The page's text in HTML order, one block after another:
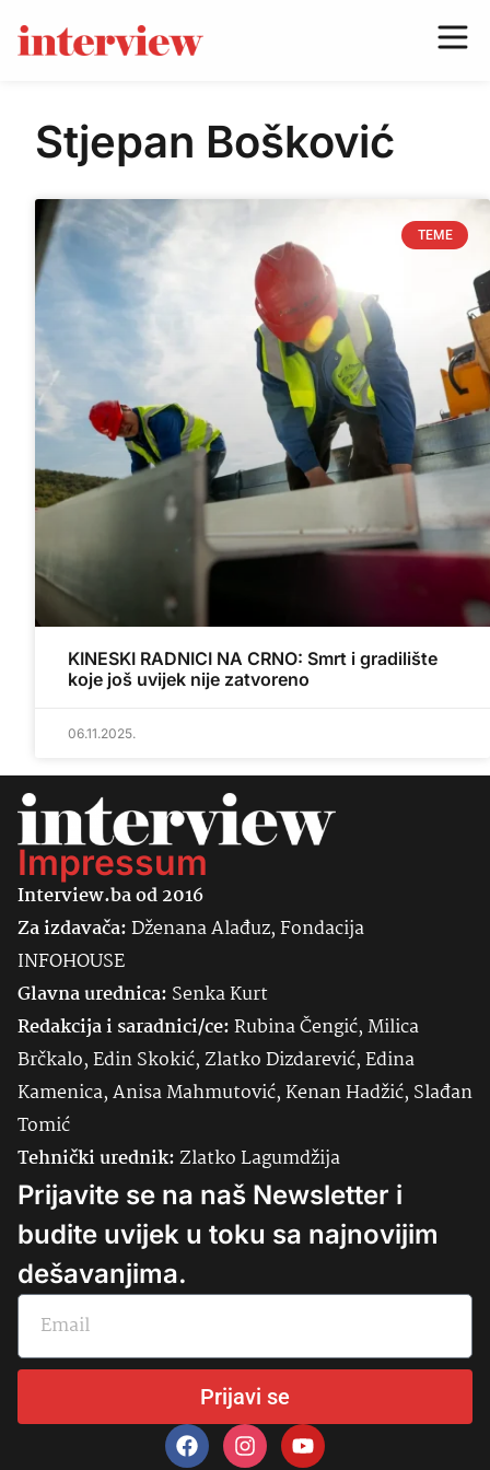
Stjepan Bošković
TEME
KINESKI RADNICI NA CRNO: Smrt i gradilište
koje još uvijek nije zatvoreno
06.11.2025.
Impressum
Interview.ba od 2016
Za izdavača:Dženana Alađuz, Fondacija
INFOHOUSE
Glavna urednica: SenkaKurt
Redakcija i saradnici/ce:Rubina Čengić, Milica
Brčkalo, Edin Skokić, Zlatko Dizdarević, Edina
Kamenica, Anisa Mahmutović, Kenan Hadžić, Slađan
Tomić
Tehnički urednik:Zlatko Lagumdžija
Prijavite se na naš Newsletter i
budite uvijek u toku sa najnovijim
dešavanjima.
Prijavi se